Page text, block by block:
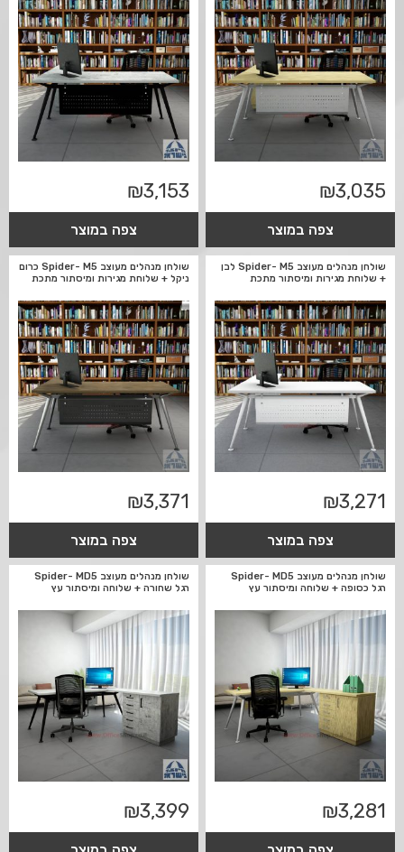
₪3,035
צפה במוצר
₪3,153
צפה במוצר
שולחן מנהלים מעוצב Spider- M5 לבן
+ שלוחת מגירות ומיסתור מתכת
₪3,271
צפה במוצר
שולחן מנהלים מעוצב Spider- M5 כרום
ניקל + שלוחת מגירות ומיסתור מתכת
₪3,371
צפה במוצר
שולחן מנהלים מעוצב Spider- MD5
רגל כסופה + שלוחה ומיסתור עץ
₪3,281
שולחן מנהלים מעוצב Spider- MD5
רגל שחורה + שלוחה ומיסתור עץ
₪3,399